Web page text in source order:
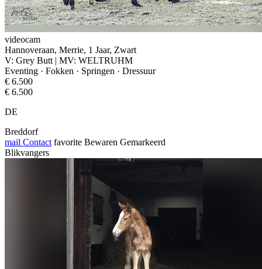
videocam
Hannoveraan, Merrie, 1 Jaar, Zwart
V: Grey Butt | MV: WELTRUHM
Eventing · Fokken · Springen · Dressuur
€ 6.500
€ 6.500
DE
Breddorf
mail Contact favorite Bewaren Gemarkeerd
Blikvangers